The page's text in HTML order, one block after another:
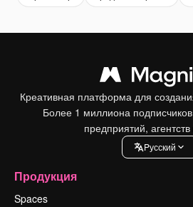
Креативная платформа для
Более 1 миллиона
предприятий,
Pусский
Продукция
Spaces